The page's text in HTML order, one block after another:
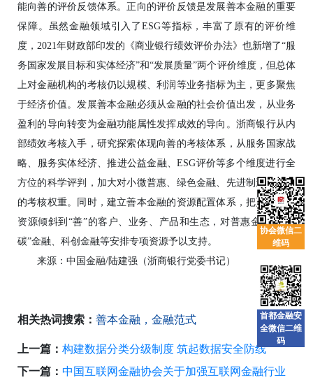
能向善的评价反馈体系。正向的评价反馈是发展善本金融的重要
保障。虽然金融领域引入了ESG等指标，丰富了原有的评价维
度，2021年财政部印发的《商业银行绩效评价办法》也新增了“服
务国家发展目标和实体经济”和“发展质量”两个评价维度，但总体
上对金融机构的考核仍以规模、利润等业务指标为主，更多聚焦
于经济价值。发展善本金融必须从金融的社会价值出发，从业务
盈利的导向转变为金融功能属性发挥成效的导向。浙商银行从内
部绩效考核入手，研究探索体现向善的考核体系，从服务国家战
略、服务实体经济、推进公益金融、ESG评价等多个维度进行全
方位的科学评判，加大对小微普惠、绿色金融、先进制造业投入
的考核权重。同时，建立善本金融的资源配置体系，把更多信贷
资源倾斜到“善”的客户、业务、产品和生态，对普惠金融、“双
碳”金融、科创金融等安排专项资源予以支持。
来源：中国金融/陆建强（浙商银行党委书记）
相关热词搜索： 善本金融，金融范式
上一篇： 构建数据分类分级制度 筑起数据安全防线
下一篇： 中国互联网金融协会关于加强互联网金融行业
协会微信二
维码
首都金融安
全微信二维
码